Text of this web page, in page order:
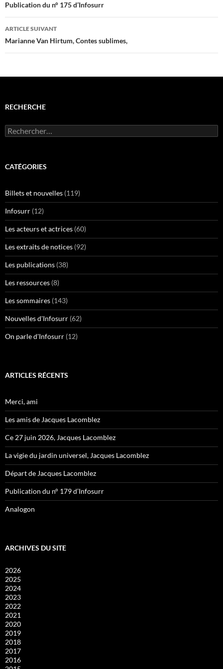
des
articles
Publication du n° 175 d’Infosurr
ARTICLE SUIVANT
Marianne Van Hirtum, Contes sublimes,
RECHERCHE
Rechercher :
CATÉGORIES
Billets et nouvelles (119)
Infosurr (12)
Les acteurs et actrices (60)
Les extraits de notices (92)
Les publications (38)
Les ressources (8)
Les sommaires (143)
Nouvelles d'Infosurr (62)
On parle d'Infosurr (12)
ARTICLES RÉCENTS
Merci, ami
Les amis de Jacques Lacomblez
Ce 27 juin 2026, Jacques Lacomblez
La vigie du jardin universel, Jacques Lacomblez
Départ de Jacques Lacomblez
Publication du n° 179 d’Infosurr
Analogon
ARCHIVES DU SITE
2026
2025
2024
2023
2022
2021
2020
2019
2018
2017
2016